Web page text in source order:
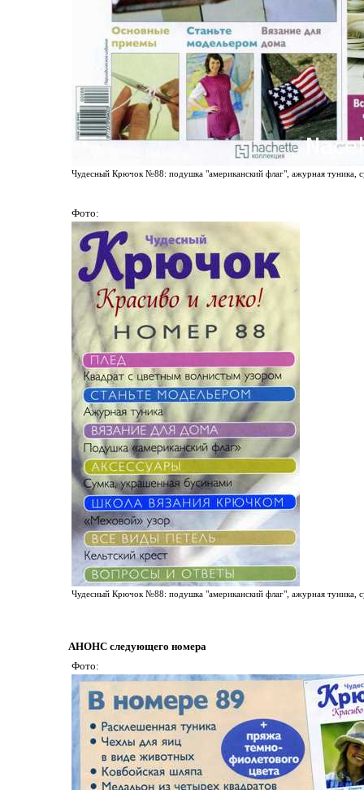
Чудесный Крючок №88: подушка "американский флаг", ажурная
Фото:
Чудесный Крючок №88: подушка "американский флаг", ажурная
АНОНС следующего номера
Фото: